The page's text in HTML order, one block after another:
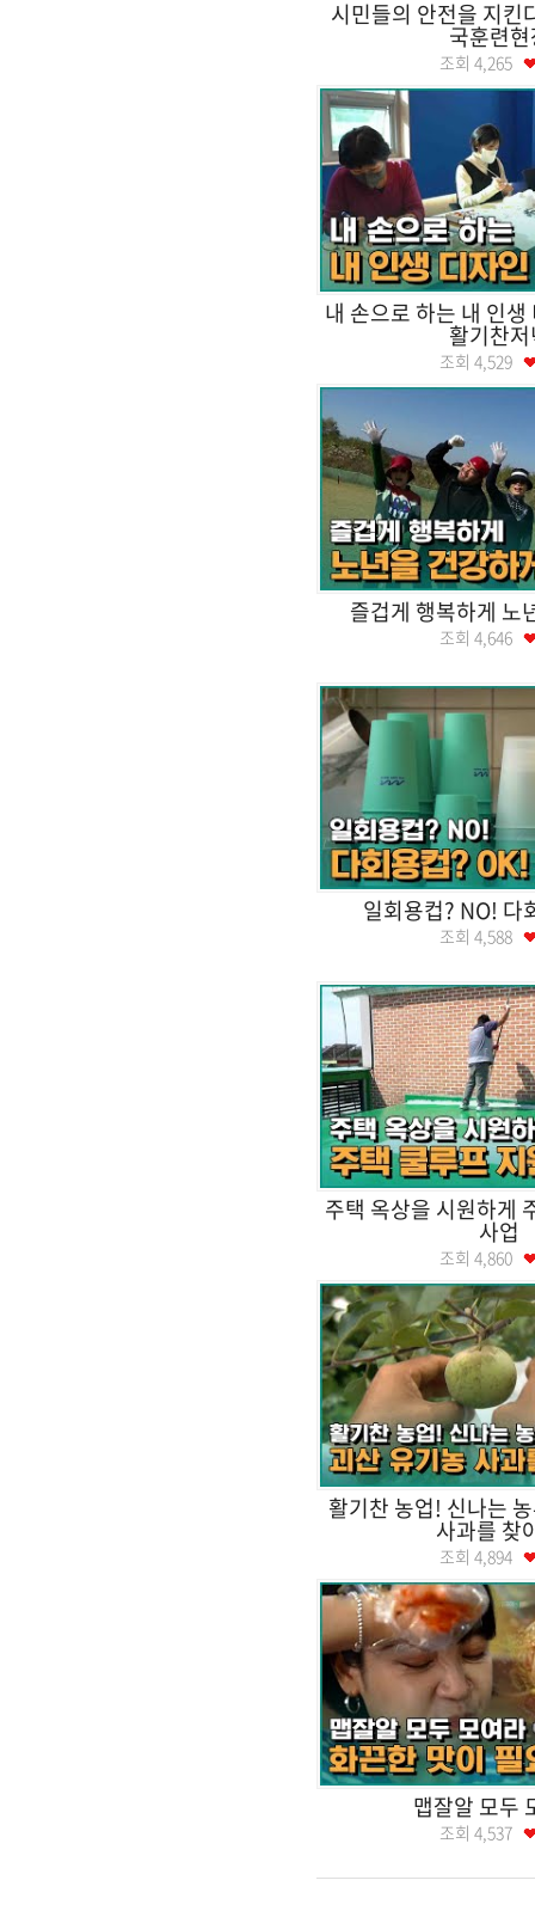
시민들의 안전을 지킨
국훈련
조회 4,265
내 손으로 하는 내 인
활기찬
조회 4,529
즐겁게 행복하게 노
조회 4,646
일회용컵? NO! 다
조회 4,588
주택 옥상을 시원하게
사업
조회 4,860
활기찬 농업! 신나는
사과를 찾
조회 4,894
맵잘알 모두
조회 4,537